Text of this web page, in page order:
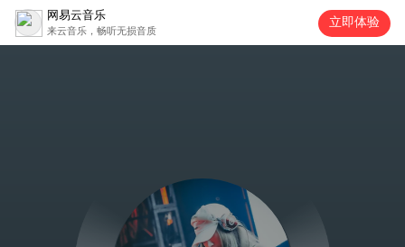
网易云音乐
来云音乐，畅听无损音质
立即体验